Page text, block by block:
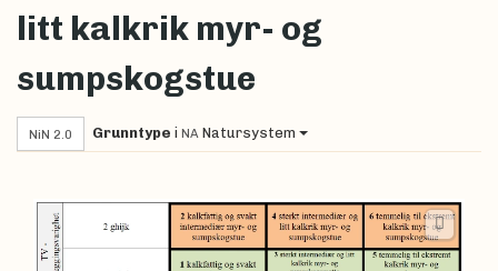
litt kalkrik myr- og
sumpskogstue
NiN 2.0 Grunntype i NA Natursystem